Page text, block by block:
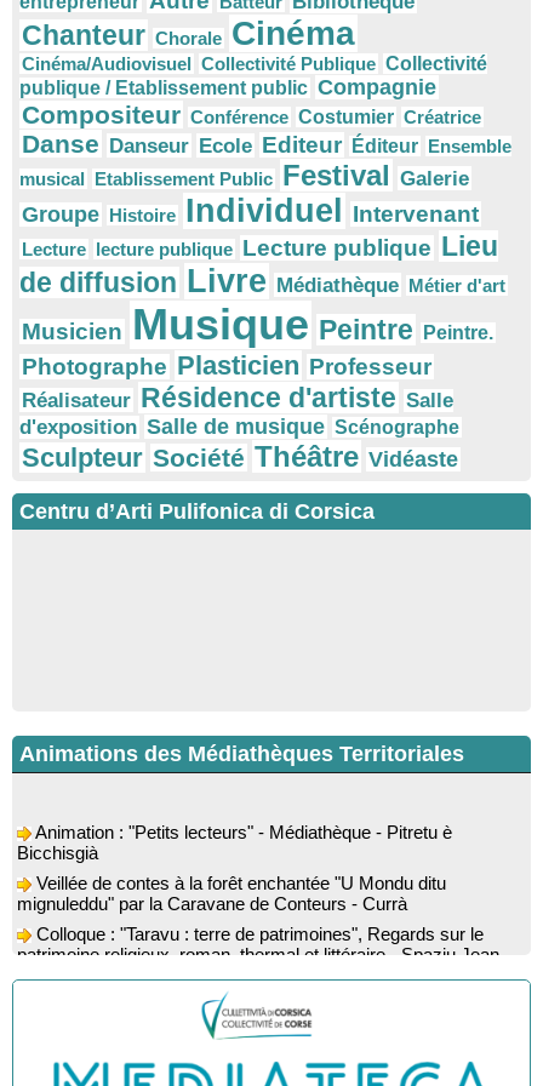
Chanteur Chorale Cinéma
Cinéma/Audiovisuel Collectivité Publique Collectivité
publique / Etablissement public Compagnie
Compositeur Conférence Costumier Créatrice
Danse Danseur Ecole Editeur Éditeur Ensemble
musical Etablissement Public Festival Galerie
Groupe Histoire Individuel Intervenant
Lecture lecture publique Lecture publique Lieu
de diffusion Livre Médiathèque Métier d'art
Musicien Musique Peintre Peintre.
Photographe Plasticien Professeur
Réalisateur Résidence d'artiste Salle
d'exposition Salle de musique Scénographe
Sculpteur Société Théâtre Vidéaste
Centru d’Arti Pulifonica di Corsica
Animations des Médiathèques Territoriales
Bicchisgià
Veillée de contes à la forêt enchantée "U Mondu ditu
mignuleddu" par la Caravane de Conteurs - Currà
Colloque : "Taravu : terre de patrimoines", Regards sur le
patrimoine religieux, roman, thermal et littéraire - Spaziu Jean-
Marc Fiamma - A Sarra di Farru
Spectacle musical : "Viaghju in Corsica cù Regina & Bruno",
hommage au duo mythique de la chanson corse interprété par
Marie-Elsa Picciocchi (chant), Marc’Antò Belgodere (chant et